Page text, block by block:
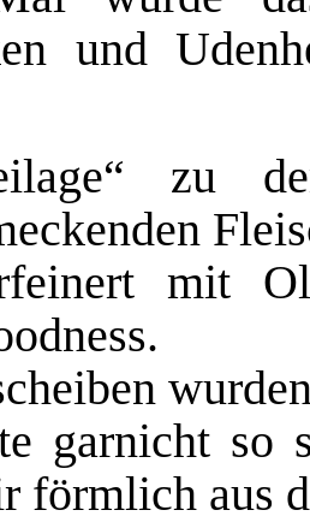
und
zu
mit
.
garnicht so
förmlich aus